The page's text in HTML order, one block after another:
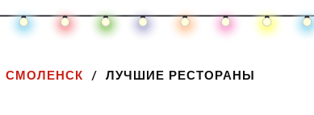
СМОЛЕНСК ЛУЧШИЕ РЕСТОРАНЫ